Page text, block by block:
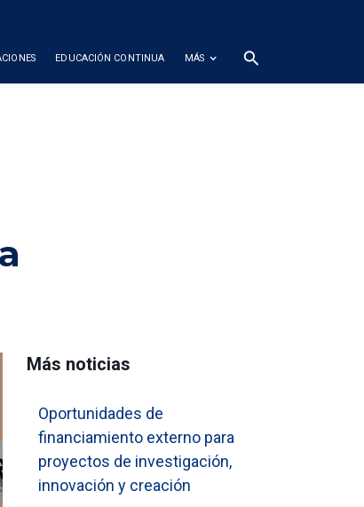
EDUCACIÓN CONTINUA MÁS search
Más noticias
Oportunidades de
financiamiento externo para
proyectos de investigación,
innovación y creación